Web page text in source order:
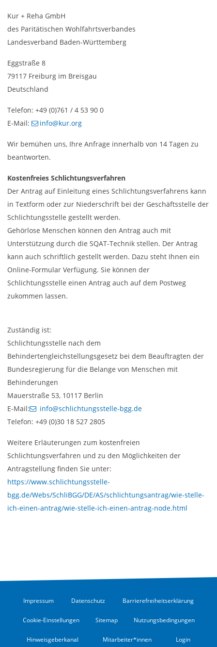
Kur + Reha GmbH
des Paritätischen Wohlfahrtsverbandes
Landesverband Baden-Württemberg
Eggstraße 8
79117 Freiburg im Breisgau
Deutschland
Telefon: +49 (0)761 / 4 53 90 0
E-Mail:
info@kur.org
Wir bemühen uns, Ihre Anfrage innerhalb von 14 Tagen zu
beantworten.
Kostenfreies Schlichtungsverfahren
Der Antrag auf Einleitung eines Schlichtungsverfahrens kann
in Textform oder zur Niederschrift bei der Geschäftsstelle der
Schlichtungsstelle gestellt werden.
Gehörlose Menschen können den Antrag auch mit
Unterstützung durch die SQAT-Technik stellen. Der Antrag
kann auch schriftlich gestellt werden. Dazu steht Ihnen ein
Online-Formular Verfügung. Sie können der
Schlichtungsstelle einen Antrag auch auf dem Postweg
zukommen lassen.
Zuständig ist:
Schlichtungsstelle nach dem
Behindertengleichstellungsgesetz bei dem Beauftragten der
Bundesregierung für die Belange von Menschen mit
Behinderungen
Mauerstraße 53, 10117 Berlin
E-Mail:
info@schlichtungsstelle-bgg.de
Telefon: +49 (0)30 18 527 2805
Weitere Erläuterungen zum kostenfreien
Schlichtungsverfahren und zu den Möglichkeiten der
Antragstellung finden Sie unter:
https://www.schlichtungsstelle-
bgg.de/Webs/SchliBGG/DE/AS/schlichtungsantrag/wie-stelle-
ich-einen-antrag/wie-stelle-ich-einen-antrag-node.html
Impressum Datenschutz Barrierefreiheitserklärung
Cookie-Einstellungen Sitemap Nutzungsbedingungen
Hinweisgeberkanal Mitarbeiter*innen Login